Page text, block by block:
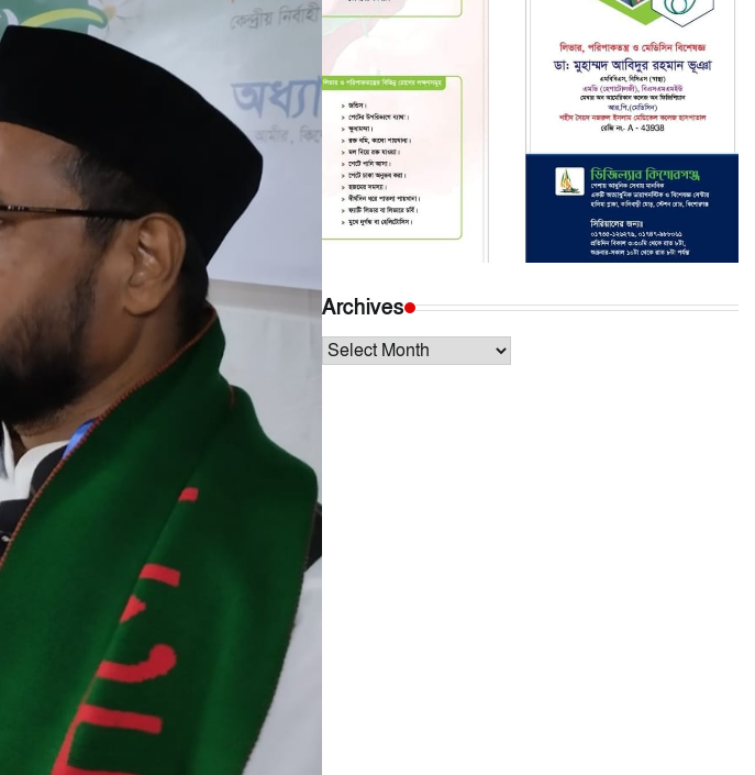
Archives
Archives